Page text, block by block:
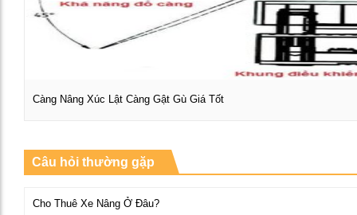
Càng Nâng Xúc Lật Càng Gật Gù Giá Tốt
Câu hỏi thường gặp
Cho Thuê Xe Nâng Ở Đâu?